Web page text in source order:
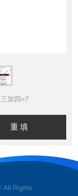
加四=7
All Rights